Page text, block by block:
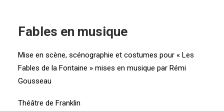
Fables en musique
Mise en scène, scénographie et costumes pour « Les
Fables de la Fontaine » mises en musique par Rémi
Gousseau
Théâtre de Franklin